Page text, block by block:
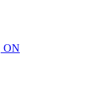
ON